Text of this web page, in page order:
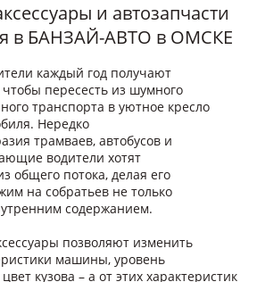
и автозапчасти
в БАНЗАЙ-АВТО в ОМСКЕ
каждый год получают
пересесть из шумного
транспорта в уютное кресло
Нередко
трамваев, автобусов и
водители хотят
общего потока, делая его
на собратьев не только
содержанием.
позволяют изменить
машины, уровень
кузова – а от этих характеристик